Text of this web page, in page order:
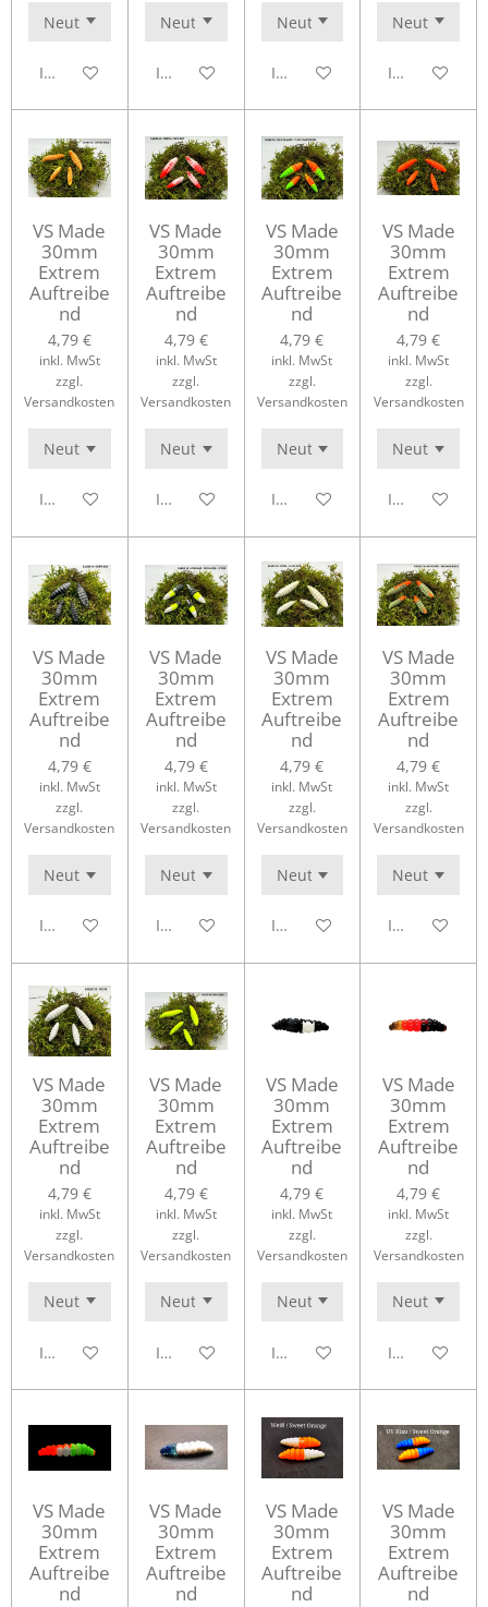
In den WarenkorbIn den WarenkorbIn den WarenkorbIn den
VS Made
30mm
Extrem
Auftreibe
nd
4,79 €
inkl. MwSt
zzgl.
Versandkosten
In den Warenkorb
VS Made
30mm
Extrem
Auftreibe
nd
4,79 €
inkl. MwSt
zzgl.
Versandkosten
In den Warenkorb
VS Made
30mm
Extrem
Auftreibe
nd
4,79 €
inkl. MwSt
zzgl.
Versandkosten
In den Warenkorb
VS Made
30mm
Extrem
Auftreibe
nd
4,79 €
inkl. MwSt
zzgl.
Versandkosten
In den
VS Made
30mm
Extrem
Auftreibe
nd
4,79 €
inkl. MwSt
zzgl.
Versandkosten
In den Warenkorb
VS Made
30mm
Extrem
Auftreibe
nd
4,79 €
inkl. MwSt
zzgl.
Versandkosten
In den Warenkorb
VS Made
30mm
Extrem
Auftreibe
nd
4,79 €
inkl. MwSt
zzgl.
Versandkosten
In den Warenkorb
VS Made
30mm
Extrem
Auftreibe
nd
4,79 €
inkl. MwSt
zzgl.
Versandkosten
In den
VS Made
30mm
Extrem
Auftreibe
nd
4,79 €
inkl. MwSt
zzgl.
Versandkosten
In den Warenkorb
VS Made
30mm
Extrem
Auftreibe
nd
4,79 €
inkl. MwSt
zzgl.
Versandkosten
In den Warenkorb
VS Made
30mm
Extrem
Auftreibe
nd
4,79 €
inkl. MwSt
zzgl.
Versandkosten
In den Warenkorb
VS Made
30mm
Extrem
Auftreibe
nd
4,79 €
inkl. MwSt
zzgl.
Versandkosten
In den
VS Made
30mm
Extrem
Auftreibe
nd
VS Made
30mm
Extrem
Auftreibe
nd
VS Made
30mm
Extrem
Auftreibe
nd
VS Made
30mm
Extrem
Auftreibe
nd